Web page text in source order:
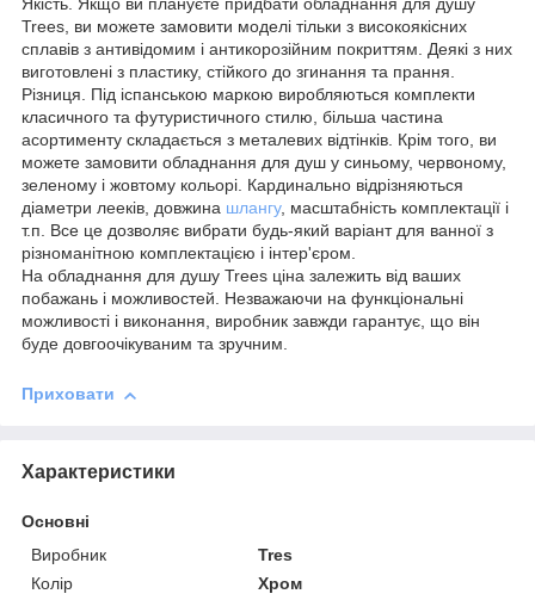
Якість. Якщо ви плануєте придбати обладнання для душу
Trees, ви можете замовити моделі тільки з високоякісних
сплавів з антивідомим і антикорозійним покриттям. Деякі з них
виготовлені з пластику, стійкого до згинання та прання.
Різниця. Під іспанською маркою виробляються комплекти
класичного та футуристичного стилю, більша частина
асортименту складається з металевих відтінків. Крім того, ви
можете замовити обладнання для душ у синьому, червоному,
зеленому і жовтому кольорі. Кардинально відрізняються
діаметри лееків, довжина шлангу, масштабність комплектації і
т.п. Все це дозволяє вибрати будь-який варіант для ванної з
різноманітною комплектацією і інтер'єром.
На обладнання для душу Trees ціна залежить від ваших
побажань і можливостей. Незважаючи на функціональні
можливості і виконання, виробник завжди гарантує, що він
буде довгоочікуваним та зручним.
Приховати
Характеристики
Основні
Виробник
Tres
Колір
Хром